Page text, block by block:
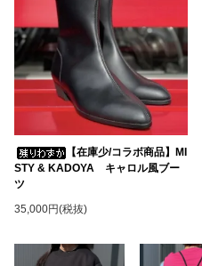
【在庫少/コラボ商品】MI
STY & KADOYA キャロル風ブー
ツ
35,000円(税抜)